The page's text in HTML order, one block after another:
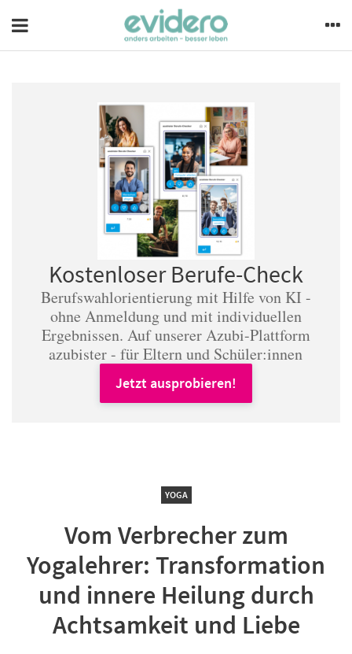
Kostenloser Berufe-Check
Berufswahlorientierung mit Hilfe von KI -
ohne Anmeldung und mit individuellen
Ergebnissen. Auf unserer Azubi-Plattform
azubister - für Eltern und Schüler:innen
Jetzt ausprobieren!
YOGA
Vom Verbrecher zum
Yogalehrer: Transformation
und innere Heilung durch
Achtsamkeit und Liebe